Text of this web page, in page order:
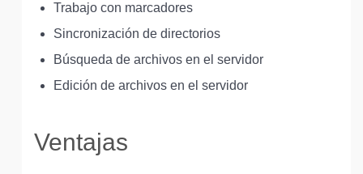
Trabajo con marcadores
Sincronización de directorios
Búsqueda de archivos en el servidor
Edición de archivos en el servidor
Ventajas